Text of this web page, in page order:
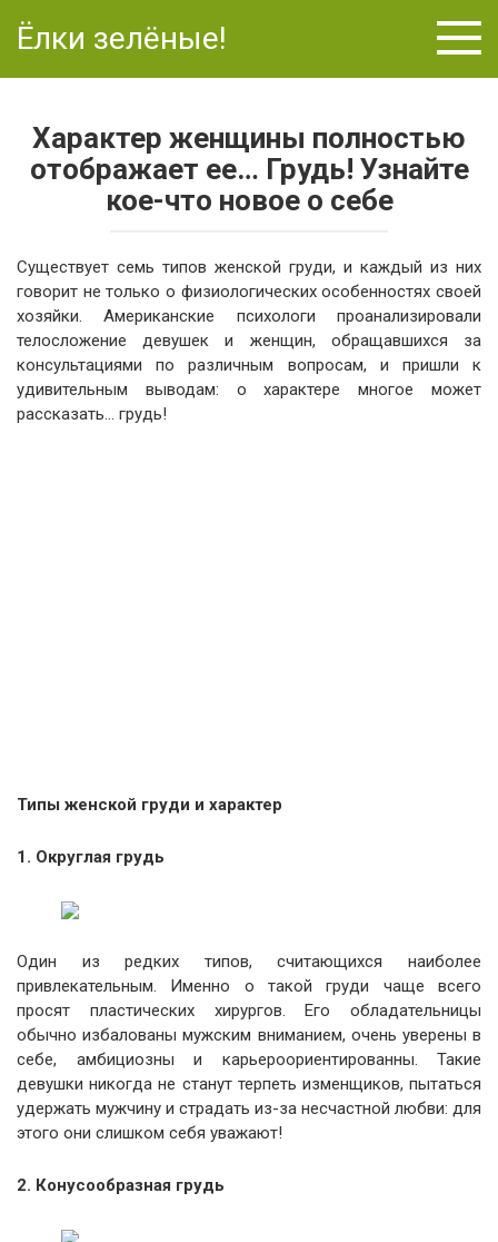
Ёлки зелёные!
Характер женщины полностью
отображает ее… Грудь! Узнайте
кое-что новое о себе
Существует семь типов женской груди, и каждый из них
говорит не только о физиологических особенностях своей
хозяйки. Американские психологи проанализировали
телосложение девушек и женщин, обращавшихся за
консультациями по различным вопросам, и пришли к
удивительным выводам: о характере многое может
рассказать… грудь!
Типы женской груди и характер
1. Округлая грудь
Один из редких типов, считающихся наиболее
привлекательным. Именно о такой груди чаще всего
просят пластических хирургов. Его обладательницы
обычно избалованы мужским вниманием, очень уверены в
себе, амбициозны и карьероориентированны. Такие
девушки никогда не станут терпеть изменщиков, пытаться
удержать мужчину и страдать из-за несчастной любви: для
этого они слишком себя уважают!
2. Конусообразная грудь